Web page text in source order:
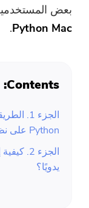
بعض
Python Mac
.
Contents:
الجزء 1.
Python على نظام Mac
يدويًا؟